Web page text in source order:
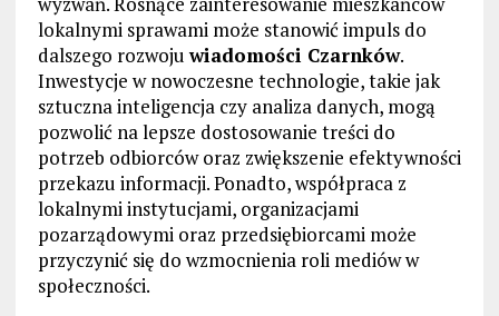
lokalnymi sprawami może stanowić impuls do
dalszego rozwojuwiadomości Czarnków.
Inwestycje w nowoczesne technologie, takie jak
sztuczna inteligencja czy analiza danych, mogą
pozwolić na lepsze dostosowanie treści do
potrzeb odbiorców oraz zwiększenie efektywności
przekazu informacji. Ponadto, współpraca z
lokalnymi instytucjami, organizacjami
pozarządowymi oraz przedsiębiorcami może
przyczynić się do wzmocnienia roli mediów w
społeczności.